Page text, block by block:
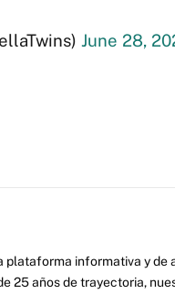
June 28,
plataforma informativa y
25 años de trayectoria,